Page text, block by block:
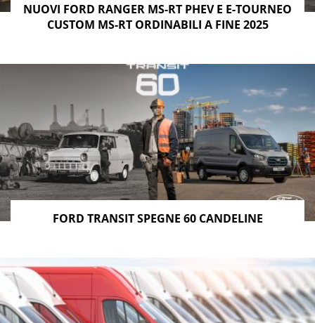
NUOVI FORD RANGER MS-RT PHEV E E-TOURNEO
CUSTOM MS-RT ORDINABILI A FINE 2025
FORD TRANSIT SPEGNE 60 CANDELINE